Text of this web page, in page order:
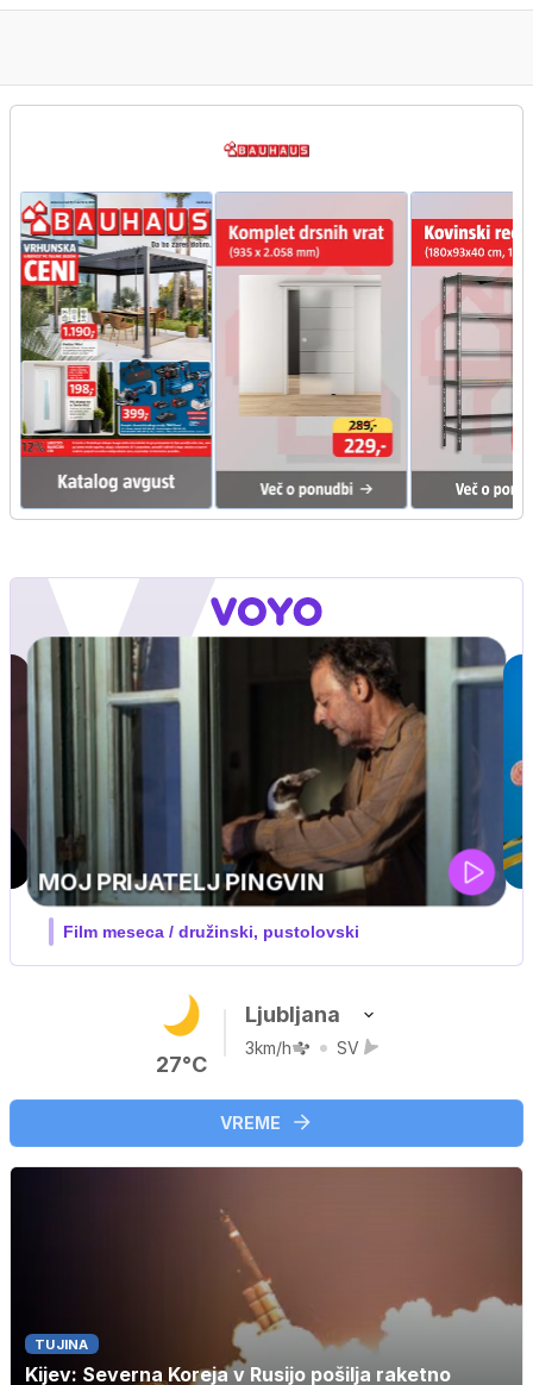
IQ 160
Nova hrvaška serija
27°C
Ljubljana
3km/h SV
VREME
TUJINA
Kijev: Severna Koreja v Rusijo pošilja raketno